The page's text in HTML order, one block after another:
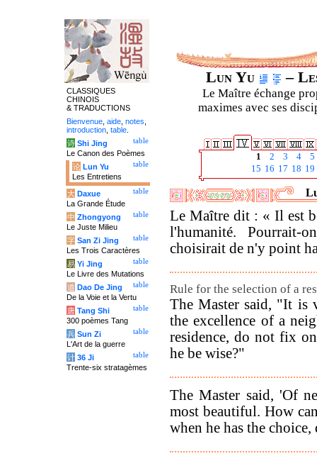
Lun Yu –
Le Maître échange
maximes avec ses
1 2 3 4
5
15 16 17 18 19
Le Maître dit : « Il est
l'humanité. Pourrait-
choisirait de n'y point
Rule for the selection of a
The Master said, "It is
the excellence of a
residence, do not fix
he be wise?"
The Master said, 'Of
most beautiful. How
when he has the
CLASSIQUES
CHINOIS
& TRADUCTIONS
Bienvenue aide notes
introduction table
table
诗 Shi Jing
Le Canon des Poèmes
table
论 Lun Yu
Les Entretiens
table
大 Daxue
La Grande Étude
table
中 Zhongyong
Le Juste Milieu
table
字 San Zi Jing
Les Trois Caractères
table
易 Yi Jing
Le Livre des Mutations
table
道 Dao De Jing
De la Voie et la Vertu
table
唐 Tang Shi
300 poèmes Tang
table
兵 Sun Zi
L'Art de la guerre
table
计 36 Ji
Trente-six stratagèmes